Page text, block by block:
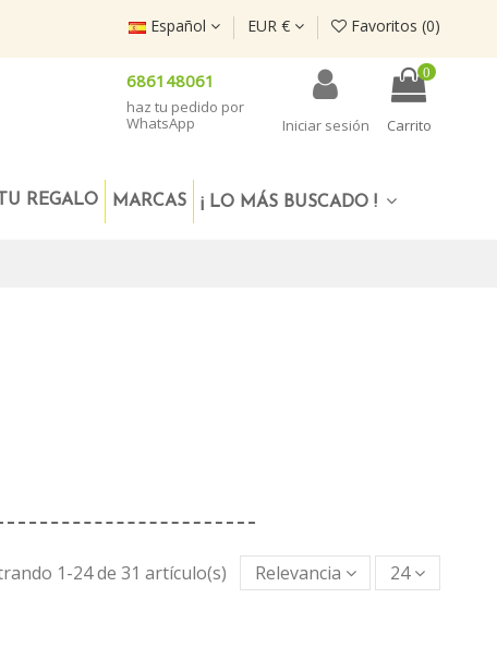
Español EUR € Favoritos (0)
686148061
haz tu pedido por
WhatsApp
Iniciar sesión
0
Carrito
REGALO MARCAS ¡ LO MÁS BUSCADO !
1-24 de 31 artículo(s) Relevancia 24